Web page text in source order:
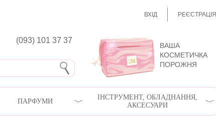
ВХІД РЕЄСТРАЦІЯ
(093) 101 37 37
ВАША
КОСМЕТИЧКА
ПОРОЖНЯ
ПАРФУМИ
ІНСТРУМЕНТ, ОБЛАДНАННЯ,
АКСЕСУАРИ